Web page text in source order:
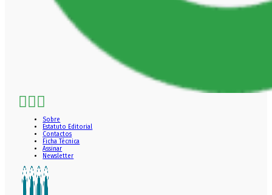
Sobre
Estatuto Editorial
Contactos
Ficha Técnica
Assinar
Newsletter